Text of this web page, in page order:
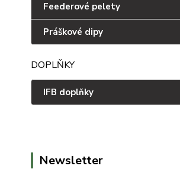
Feederové pelety
Práškové dipy
DOPLŇKY
IFB doplňky
Newsletter